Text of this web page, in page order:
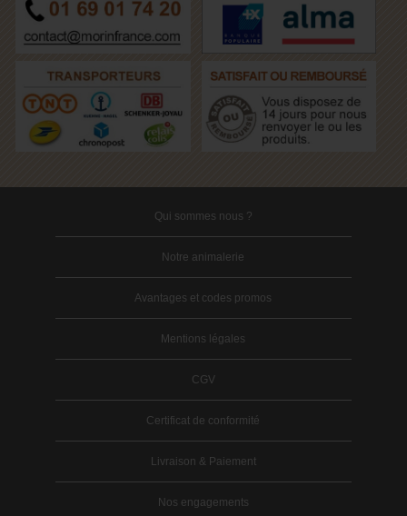
Qui sommes nous ?
Notre animalerie
Avantages et codes promos
Mentions légales
CGV
Certificat de conformité
Livraison & Paiement
Nos engagements